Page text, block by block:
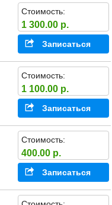
Стоимость:
1 300.00 р.
Записаться
Стоимость:
1 100.00 р.
Записаться
Стоимость:
400.00 р.
Записаться